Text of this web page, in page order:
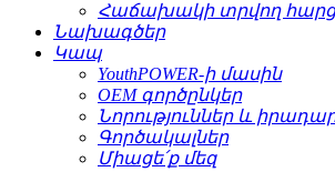
Հաճախակի տրվող
Նախագծեր
Կապ
YouthPOWER-ի մասին
OEM գործընկեր
Նորություններ և
Գործակալներ
Միացե՛ք մեզ